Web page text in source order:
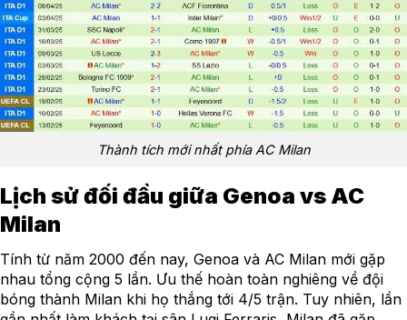
Thành tích mới nhất phía AC Milan
Lịch sử đối đầu giữa Genoa vs AC
Milan
Tính từ năm 2000 đến nay, Genoa và AC Milan mới gặp
nhau tổng cộng 5 lần. Ưu thế hoàn toàn nghiêng về đội
bóng thành Milan khi họ thắng tới 4/5 trận. Tuy nhiên, lần